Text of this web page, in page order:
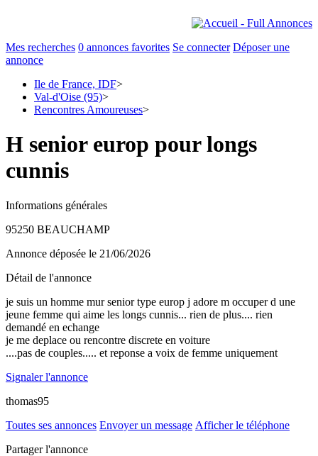
Mes recherches 0 annonces favorites Se connecter Déposer une
annonce
Ile de France, IDF>
Val-d'Oise (95)>
Rencontres Amoureuses>
H senior europ pour longs
cunnis
Informations générales
95250 BEAUCHAMP
Annonce déposée le 21/06/2026
Détail de l'annonce
je suis un homme mur senior type europ j adore m occuper d une
jeune femme qui aime les longs cunnis... rien de plus.... rien
demandé en echange
je me deplace ou rencontre discrete en voiture
....pas de couples..... et reponse a voix de femme uniquement
Signaler l'annonce
thomas95
Toutes ses annonces Envoyer un message Afficher le téléphone
Partager l'annonce